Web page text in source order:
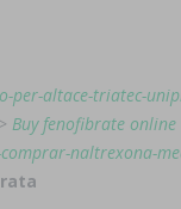
per-altace-triatec-
Buy fenofibrate
naltrexona-